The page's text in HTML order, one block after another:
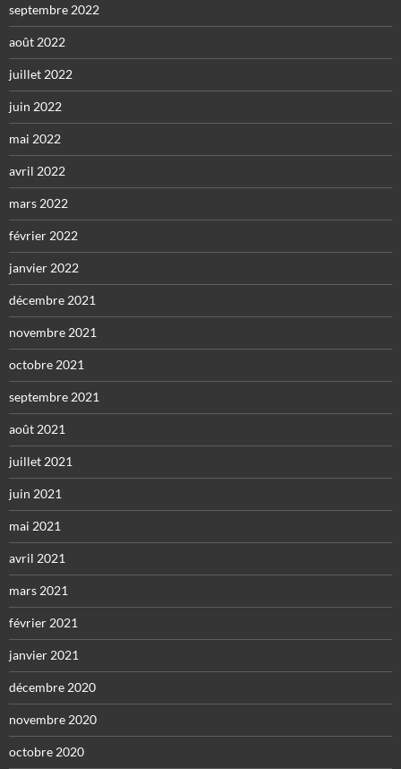
septembre 2022
août 2022
juillet 2022
juin 2022
mai 2022
avril 2022
mars 2022
février 2022
janvier 2022
décembre 2021
novembre 2021
octobre 2021
septembre 2021
août 2021
juillet 2021
juin 2021
mai 2021
avril 2021
mars 2021
février 2021
janvier 2021
décembre 2020
novembre 2020
octobre 2020